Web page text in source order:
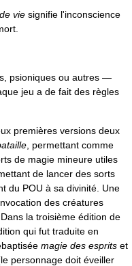
vie signifie l'inconscience
psioniques ou autres —
jeu a de fait des règles
premières versions deux
, permettant comme
de magie mineure utiles
de lancer des sorts
du POU à sa divinité. Une
des créatures
la troisième édition de
qui fut traduite en
magie des esprits et
personnage doit éveiller